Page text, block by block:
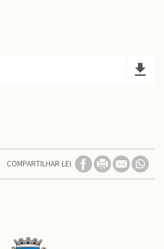
COMPARTILHAR LEI
Conteúdo